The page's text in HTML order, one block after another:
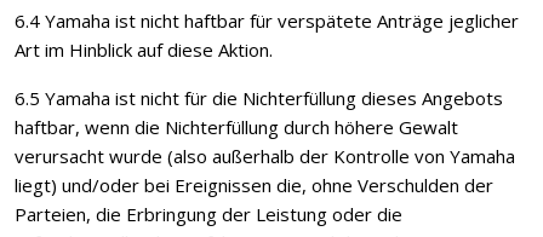
6.4 Yamaha ist nicht haftbar für verspätete Anträge jeglicher
Art im Hinblick auf diese Aktion.
6.5 Yamaha ist nicht für die Nichterfüllung dieses Angebots
haftbar, wenn die Nichterfüllung durch höhere Gewalt
verursacht wurde (also außerhalb der Kontrolle von Yamaha
liegt) und/oder bei Ereignissen die, ohne Verschulden der
Parteien, die Erbringung der Leistung oder die